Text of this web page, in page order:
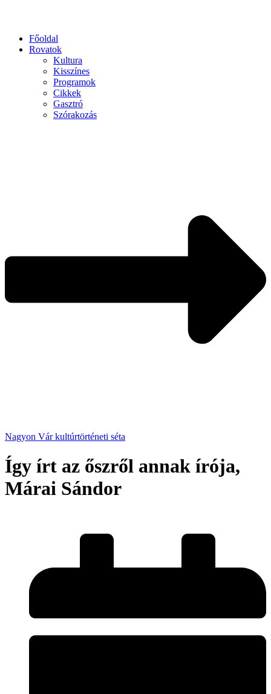
Főoldal
Rovatok
Kultura
Kisszínes
Programok
Cikkek
Gasztró
Szórakozás
Nagyon Vár kultúrtörténeti séta
Így írt az őszről annak írója,
Márai Sándor